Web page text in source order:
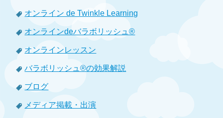
オンライン de Twinkle Learning
オンラインdeバラボリッシュ®
オンラインレッスン
バラボリッシュ®の効果解説
ブログ
メディア掲載・出演